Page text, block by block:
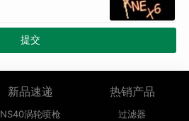
新品速递
NS40涡轮喷枪
热销产品
过滤器